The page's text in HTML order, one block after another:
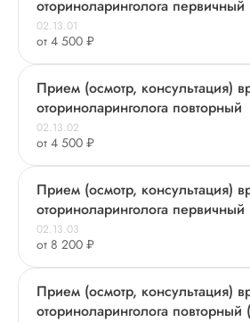
оториноларинголога первичный
02.13.01
от 4 500 ₽
Прием (осмотр, консультация)
оториноларинголога повторный
02.13.02
от 4 500 ₽
Прием (осмотр, консультация)
оториноларинголога первичный
02.13.03
от 8 200 ₽
Прием (осмотр, консультация)
оториноларинголога повторный